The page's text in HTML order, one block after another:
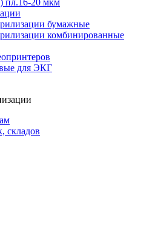
пл.16-20 мкм
бумажные
комбинированные
для ЭКГ
складов